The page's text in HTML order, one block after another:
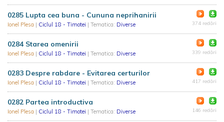
0285 Lupta cea buna - Cununa neprihanirii
Ionel Plesa | Ciclul 18 - Timotei | Tematica: Diverse 374 redări
0284 Starea omenirii
Ionel Plesa | Ciclul 18 - Timotei | Tematica: Diverse 339 redări
0283 Despre rabdare - Evitarea certurilor
Ionel Plesa | Ciclul 18 - Timotei | Tematica: Diverse 417 redări
0282 Partea introductiva
Ionel Plesa | Ciclul 18 - Timotei | Tematica: Diverse 146 redări